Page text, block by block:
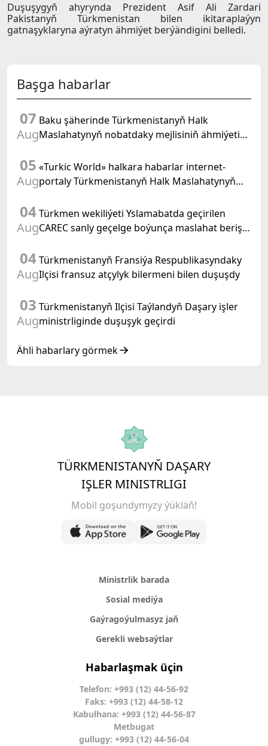
Duşuşygyň ahyrynda Prezident Asif Ali Zardari
Pakistanyň Türkmenistan bilen ikitaraplaýyn
gatnaşyklaryna aýratyn ähmiýet berýändigini belledi.
Başga habarlar
07
Aug
Baku şäherinde Türkmenistanyň Halk
Maslahatynyň nobatdaky mejlisiniň ähmiýetine
Kararnamasyna bagyşlanan maslahat geçirildi
05
Aug
«Turkic World» halkara habarlar internet-
portaly Türkmenistanyň Halk Maslahatynyň
beýan eder
04
Aug
Türkmen wekiliýeti Yslamabatda geçirilen
CAREC sanly geçelge boýunça maslahat beriş
04
Aug
Türkmenistanyň Fransiýa Respublikasyndaky
Ilçisi fransuz atçylyk bilermeni bilen duşuşdy
03
Aug
Türkmenistanyň Ilçisi Taýlandyň Daşary işler
ministrliginde duşuşyk geçirdi
Ähli habarlary görmek
TÜRKMENISTANYŇ DAŞARY
IŞLER MINISTRLIGI
Mobil goşundymyzy ýükläň!
Ministrlik barada
Sosial mediýa
Gaýragoýulmasyz jaň
Gerekli websaýtlar
Habarlaşmak üçin
Telefon: +993 (12) 44-56-92
Faks: +993 (12) 44-58-12
Kabulhana: +993 (12) 44-56-87
Metbugat
gullugy: +993 (12) 44-56-04